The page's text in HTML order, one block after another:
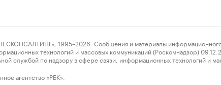
1995–2026. Сообщения и материалы информационного
технологий и массовых коммуникаций (Роскомнадзор)
службой по надзору в сфере связи, информационных технологий
агентство «РБК».